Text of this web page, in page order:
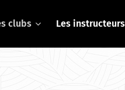
clubs Les instructeurs